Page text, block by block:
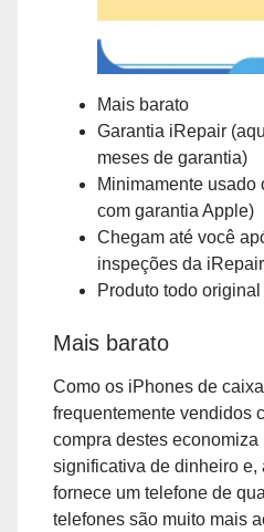
Mais barato
Garantia iRepair
meses de garantia)
Minimamente usado
com garantia Apple)
Chegam até você
inspeções da iRepair
Produto todo original
Mais barato
Como os iPhones de
frequentemente vendidos
compra destes economiza
significativa de dinheiro e,
fornece um telefone de
telefones são muito mais